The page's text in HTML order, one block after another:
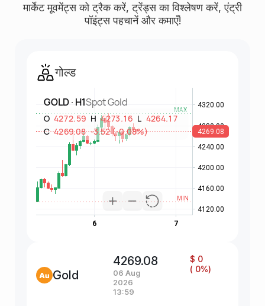
मार्केट मूवमेंट्स को ट्रैक करें, ट्रेंड्स का विश्लेषण करें, एंट्री
पॉइंट्स पहचानें और कमाएँ!
गोल्ड
Gold
4269.08
06 Aug
2026
13:59
$ 0
( 0%)